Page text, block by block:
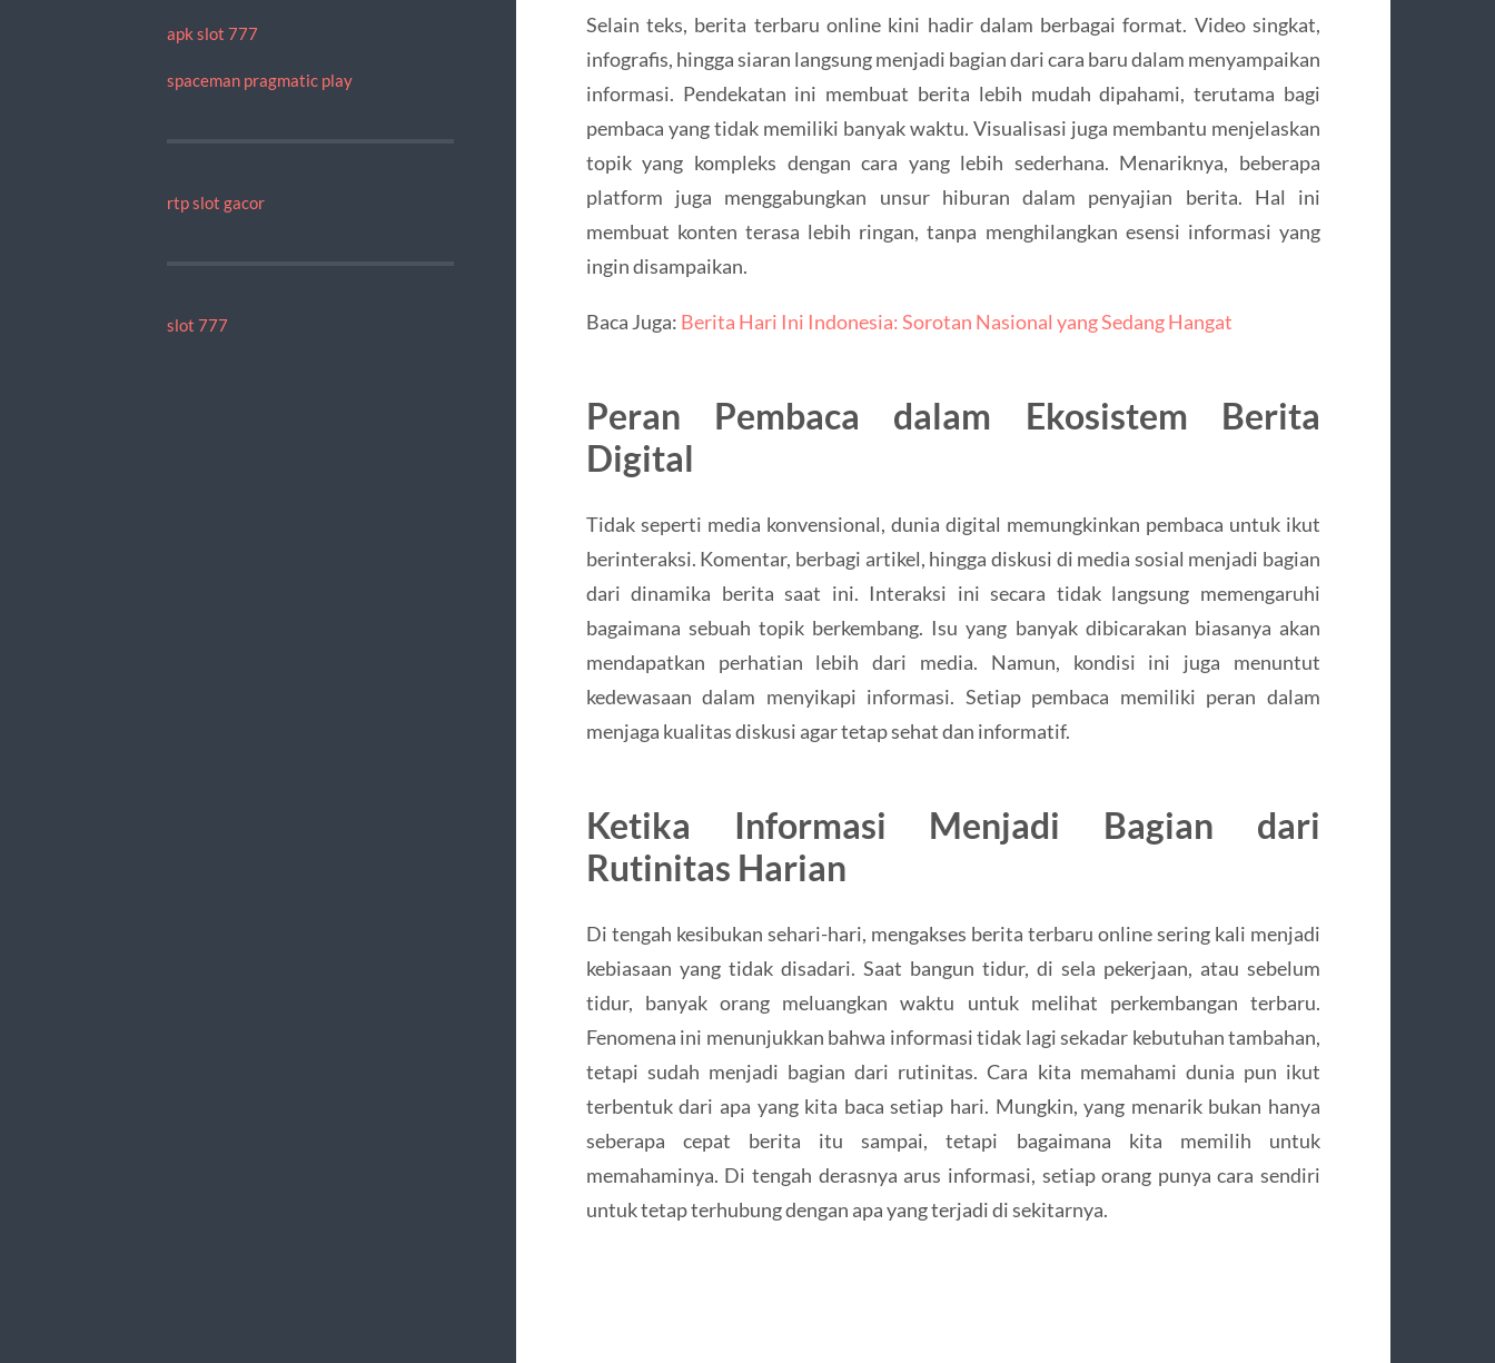
apk slot 777
spaceman pragmatic play
rtp slot gacor
slot 777
Selain teks, berita terbaru online kini hadir dalam berbagai format. Video singkat,
infografis, hingga siaran langsung menjadi bagian dari cara baru dalam menyampaikan
informasi. Pendekatan ini membuat berita lebih mudah dipahami, terutama bagi
pembaca yang tidak memiliki banyak waktu. Visualisasi juga membantu menjelaskan
topik yang kompleks dengan cara yang lebih sederhana. Menariknya, beberapa
platform juga menggabungkan unsur hiburan dalam penyajian berita. Hal ini
membuat konten terasa lebih ringan, tanpa menghilangkan esensi informasi yang
ingin disampaikan.
Baca Juga: Berita Hari Ini Indonesia: Sorotan Nasional yang Sedang Hangat
Peran Pembaca dalam Ekosistem Berita
Digital
Tidak seperti media konvensional, dunia digital memungkinkan pembaca untuk ikut
berinteraksi. Komentar, berbagi artikel, hingga diskusi di media sosial menjadi bagian
dari dinamika berita saat ini. Interaksi ini secara tidak langsung memengaruhi
bagaimana sebuah topik berkembang. Isu yang banyak dibicarakan biasanya akan
mendapatkan perhatian lebih dari media. Namun, kondisi ini juga menuntut
kedewasaan dalam menyikapi informasi. Setiap pembaca memiliki peran dalam
menjaga kualitas diskusi agar tetap sehat dan informatif.
Ketika Informasi Menjadi Bagian dari
Rutinitas Harian
Di tengah kesibukan sehari-hari, mengakses berita terbaru online sering kali menjadi
kebiasaan yang tidak disadari. Saat bangun tidur, di sela pekerjaan, atau sebelum
tidur, banyak orang meluangkan waktu untuk melihat perkembangan terbaru.
Fenomena ini menunjukkan bahwa informasi tidak lagi sekadar kebutuhan tambahan,
tetapi sudah menjadi bagian dari rutinitas. Cara kita memahami dunia pun ikut
terbentuk dari apa yang kita baca setiap hari. Mungkin, yang menarik bukan hanya
seberapa cepat berita itu sampai, tetapi bagaimana kita memilih untuk
memahaminya. Di tengah derasnya arus informasi, setiap orang punya cara sendiri
untuk tetap terhubung dengan apa yang terjadi di sekitarnya.